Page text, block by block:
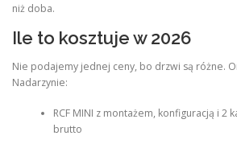
niż doba.
Ile to kosztuje w 2026
Nie podajemy jednej ceny, bo drzwi są różne.
Nadarzynie:
RCF MINI z montażem, konfiguracją i 2
brutto